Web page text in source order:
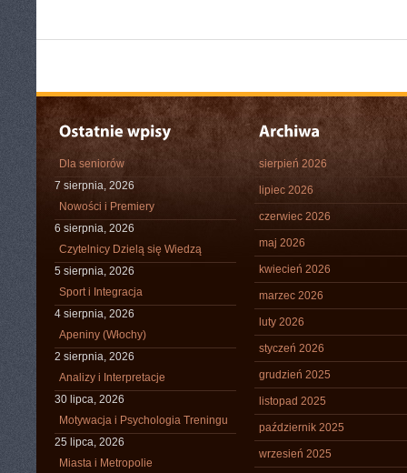
Dla seniorów
7 sierpnia, 2026
Nowości i Premiery
6 sierpnia, 2026
Czytelnicy Dzielą się Wiedzą
5 sierpnia, 2026
Sport i Integracja
4 sierpnia, 2026
Apeniny (Włochy)
2 sierpnia, 2026
Analizy i Interpretacje
30 lipca, 2026
Motywacja i Psychologia Treningu
25 lipca, 2026
Miasta i Metropolie
sierpień 2026
lipiec 2026
czerwiec 2026
maj 2026
kwiecień 2026
marzec 2026
luty 2026
styczeń 2026
grudzień 2025
listopad 2025
październik 2025
wrzesień 2025